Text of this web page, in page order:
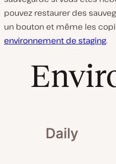
pouvez restaurer des
un bouton et même les
environnement de staging.